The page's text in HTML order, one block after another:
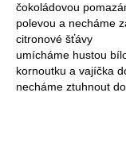
čokoládovou
polevou a necháme
citronové šťávy
umícháme hustou
kornoutku a vajíčka
necháme ztuhnout